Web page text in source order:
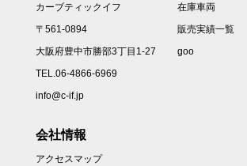
カーブティックイフ
〒561-0894
大阪府豊中市勝部3丁目1-27
TEL.06-4866-6969
info@c-if.jp
在庫車両
販売実績一覧
goo
会社情報
アクセスマップ